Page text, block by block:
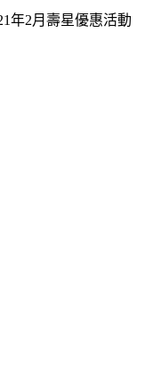
年2月壽星優惠活動